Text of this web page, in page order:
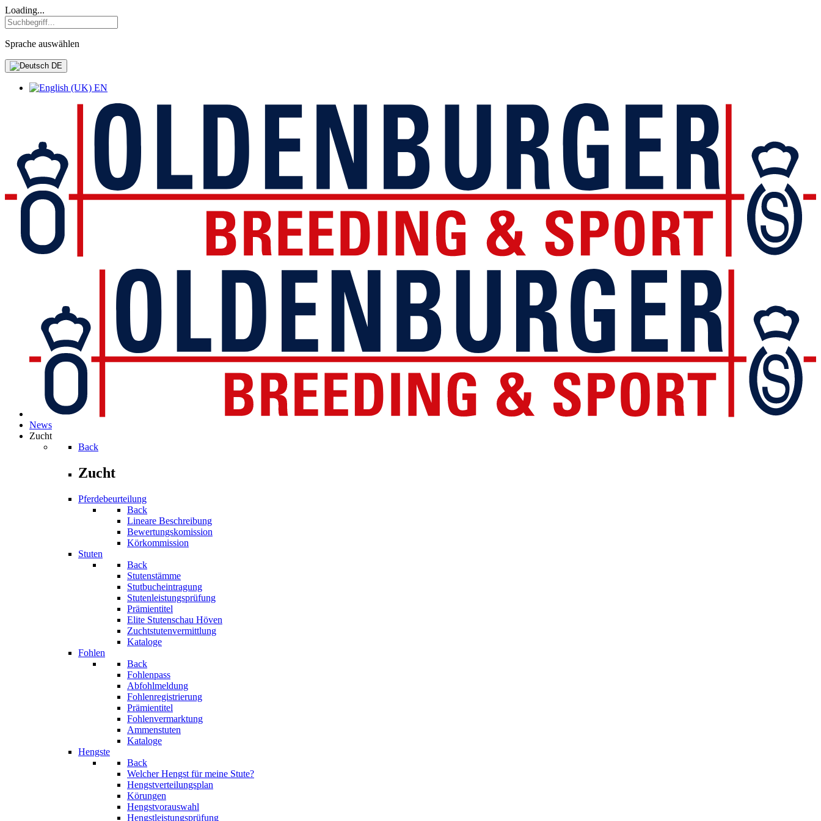
Loading...
Sprache auswählen
DE
EN
News
Zucht
Back
Zucht
Pferdebeurteilung
Back
Lineare Beschreibung
Bewertungskomission
Körkommission
Stuten
Back
Stutenstämme
Stutbucheintragung
Stutenleistungsprüfung
Prämientitel
Elite Stutenschau Höven
Zuchtstutenvermittlung
Kataloge
Fohlen
Back
Fohlenpass
Abfohlmeldung
Fohlenregistrierung
Prämientitel
Fohlenvermarktung
Ammenstuten
Kataloge
Hengste
Back
Welcher Hengst für meine Stute?
Hengstverteilungsplan
Körungen
Hengstvorauswahl
Hengstleistungsprüfung